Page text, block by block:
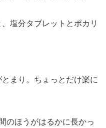
塩分タブレットとポカリ
まり。ちょっとだけ楽に
のほうがはるかに長かっ